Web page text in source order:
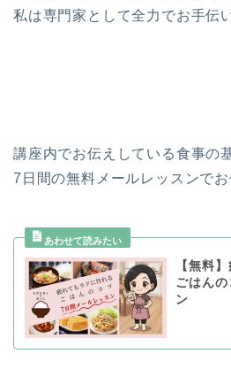
私は専門家として全力でお手伝
講座内でお伝えしている食事の
7日間の無料メールレッスンでお
【無料
ごはん
ン